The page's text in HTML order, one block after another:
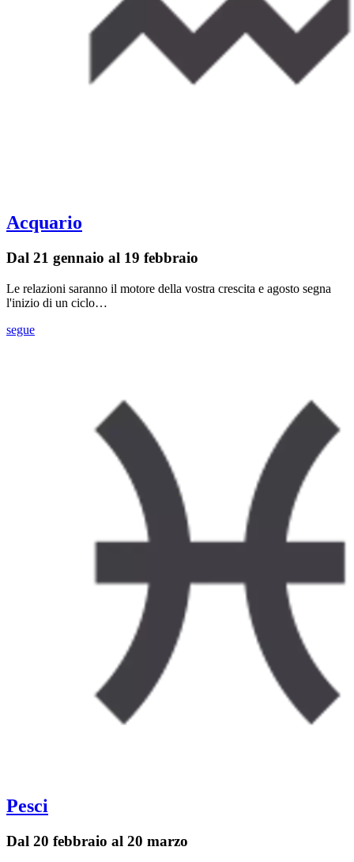
Acquario
Dal 21 gennaio al 19 febbraio
Le relazioni saranno il motore della vostra crescita e agosto segna
l'inizio di un ciclo…
segue
Pesci
Dal 20 febbraio al 20 marzo